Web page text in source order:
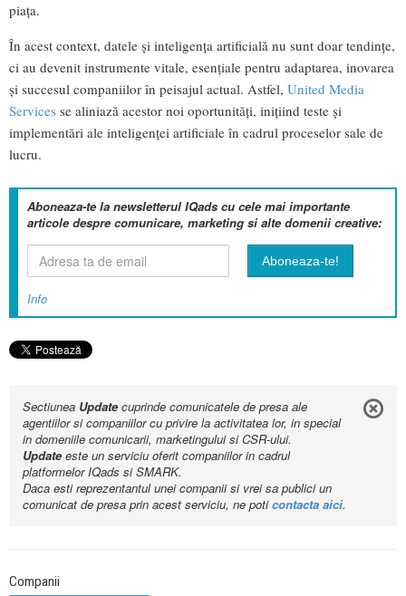
piața.
În acest context, datele și inteligența artificială nu sunt doar tendințe,
ci au devenit instrumente vitale, esențiale pentru adaptarea, inovarea
și succesul companiilor în peisajul actual. Astfel, United Media
Services se aliniază acestor noi oportunități, inițiind teste și
implementări ale inteligenței artificiale în cadrul proceselor sale de
lucru.
Aboneaza-te la newsletterul IQads cu cele mai importante
articole despre comunicare, marketing si alte domenii creative:
Info
Sectiunea Updatecuprinde comunicatele de presa ale
agentiilor si companiilor cu privire la activitatea lor, in special
in domeniile comunicarii, marketingului si CSR-ului.
Updateeste un serviciu oferit companiilor in cadrul
platformelor IQads si SMARK.
Daca esti reprezentantul unei companii si vrei sa publici un
comunicat de presa prin acest serviciu, ne poticontacta aici.
Companii